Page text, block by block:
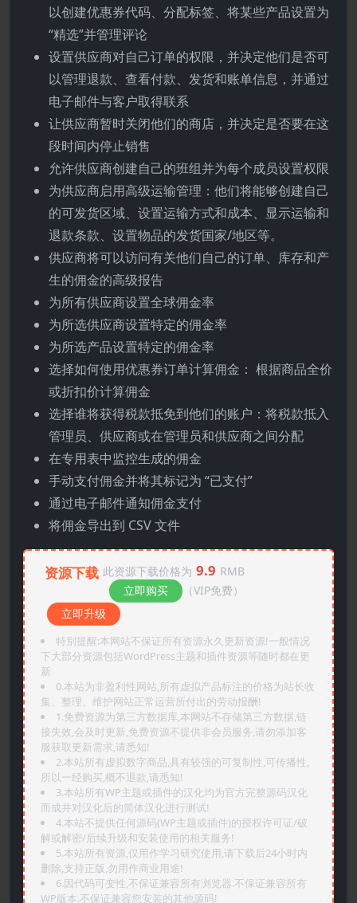
以创建优惠券代码、分配标签、将某些产品设置为
“精选”并管理评论
设置供应商对自己订单的权限，并决定他们是否可
以管理退款、查看付款、发货和账单信息，并通过
电子邮件与客户取得联系
让供应商暂时关闭他们的商店，并决定是否要在这
段时间内停止销售
允许供应商创建自己的班组并为每个成员设置权限
为供应商启用高级运输管理：他们将能够创建自己
的可发货区域、设置运输方式和成本、显示运输和
退款条款、设置物品的发货国家/地区等。
供应商将可以访问有关他们自己的订单、库存和产
生的佣金的高级报告
为所有供应商设置全球佣金率
为所选供应商设置特定的佣金率
为所选产品设置特定的佣金率
选择如何使用优惠券订单计算佣金： 根据商品全价
或折扣价计算佣金
选择谁将获得税款抵免到他们的账户：将税款抵入
管理员、供应商或在管理员和供应商之间分配
在专用表中监控生成的佣金
手动支付佣金并将其标记为 “已支付”
通过电子邮件通知佣金支付
将佣金导出到 CSV 文件
资源下载 此资源下载价格为 9.9 RMB
立即购买
（VIP免费）
立即升级
特别提醒:本网站不保证所有资源永久更新资源!一般情况
下大部分资源包括WordPress主题和插件资源等随时都在更
新
0.本站为非盈利性网站,所有虚拟产品标注的价格为站长收
集、整理、维护网站正常运营所付出的劳动报酬!
1.免费资源为第三方数据库,本网站不存储第三方数据,链
接失效,会及时更新,免费资源不提供非会员服务,请勿添加客
服获取更新需求,请悉知!
2.本站所有虚拟数字商品,具有较强的可复制性,可传播性,
所以一经购买,概不退款,请悉知!
3.本站所有WP主题或插件的汉化均为官方完整源码汉化
而成并对汉化后的简体汉化进行测试!
4.本站不提供任何源码(WP主题或插件)的授权许可证/破
解或解密/后续升级和安装使用的相关服务!
5.本站所有资源,仅用作学习研究使用,请下载后24小时内
删除,支持正版,勿用作商业用途!
6.因代码可变性,不保证兼容所有浏览器.不保证兼容所有
WP版本.不保证兼容您安装的其他源码!